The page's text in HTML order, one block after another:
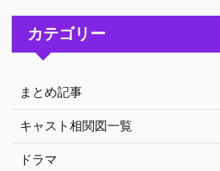
カテゴリー
まとめ記事
キャスト相関図一覧
ドラマ